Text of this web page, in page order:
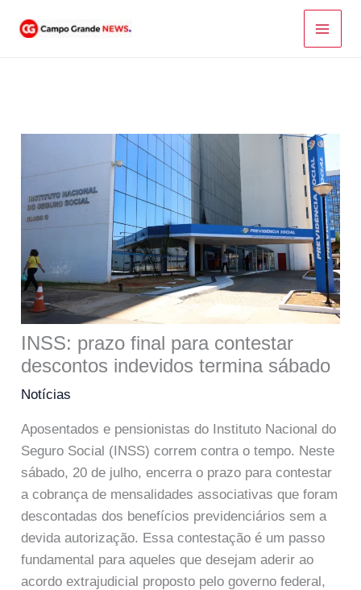
para
INSS: prazo final para contestar
descontos indevidos termina sábado
Notícias
Aposentados e pensionistas do Instituto Nacional do
Seguro Social (INSS) correm contra o tempo. Neste
sábado, 20 de julho, encerra o prazo para contestar
a cobrança de mensalidades associativas que foram
descontadas dos benefícios previdenciários sem a
devida autorização. Essa contestação é um passo
fundamental para aqueles que desejam aderir ao
acordo extrajudicial proposto pelo governo federal,